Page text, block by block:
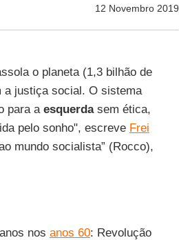
12 Novembro 2019
o planeta (1,3 bilhão de
justiça social. O sistema
para a esquerda sem ética,
pelo sonho", escreve Frei
mundo socialista” (Rocco),
nos anos 60: Revolução